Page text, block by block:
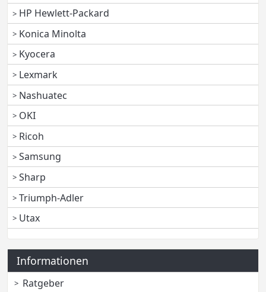
HP Hewlett-Packard
Konica Minolta
Kyocera
Lexmark
Nashuatec
OKI
Ricoh
Samsung
Sharp
Triumph-Adler
Utax
Informationen
Ratgeber